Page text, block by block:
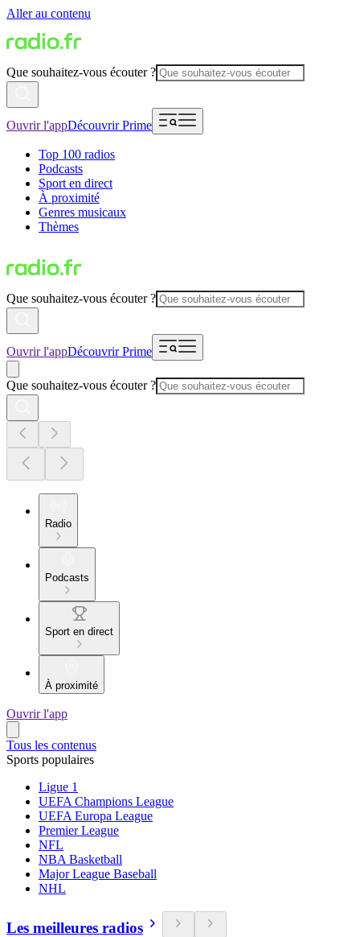
Aller au contenu
Que souhaitez-vous écouter ?
Ouvrir l'appDécouvrir Prime
Top 100 radios
Podcasts
Sport en direct
À proximité
Genres musicaux
Thèmes
Que souhaitez-vous écouter ?
Ouvrir l'appDécouvrir Prime
Que souhaitez-vous écouter ?
Radio
Podcasts
Sport en direct
À proximité
Ouvrir l'app
Tous les contenus
Sports populaires
Ligue 1
UEFA Champions League
UEFA Europa League
Premier League
NFL
NBA Basketball
Major League Baseball
NHL
Les meilleures radios